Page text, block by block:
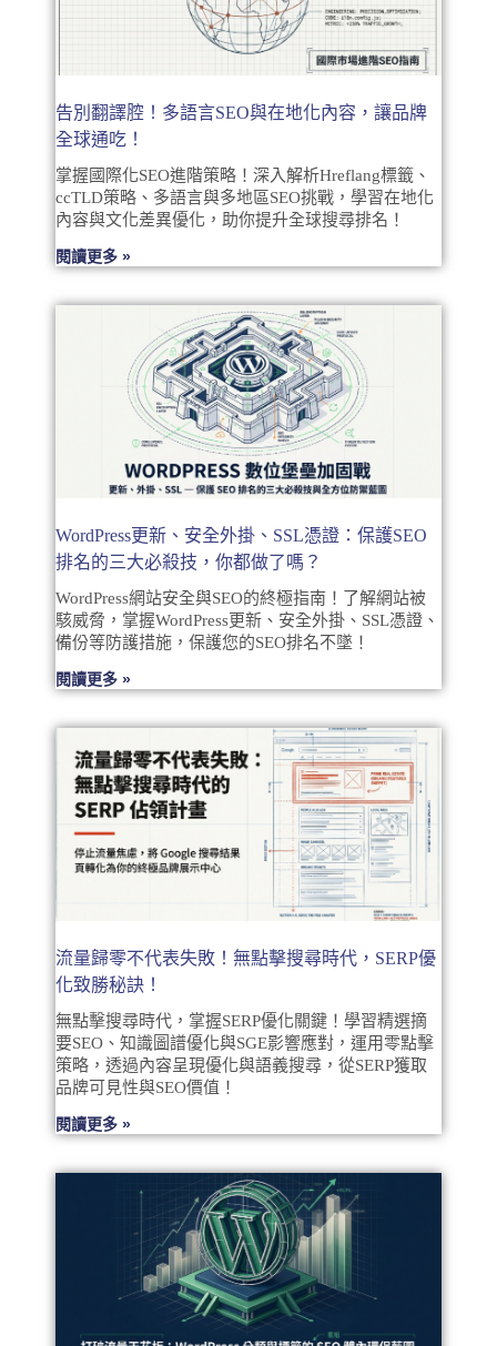
告別翻譯腔！多語言SEO與在地化內容，讓品牌
全球通吃！
掌握國際化SEO進階策略！深入解析Hreflang標籤、
ccTLD策略、多語言與多地區SEO挑戰，學習在地化
內容與文化差異優化，助你提升全球搜尋排名！
閱讀更多 »
WordPress更新、安全外掛、SSL憑證：保護SEO
排名的三大必殺技，你都做了嗎？
WordPress網站安全與SEO的終極指南！了解網站被
駭威脅，掌握WordPress更新、安全外掛、SSL憑證、
備份等防護措施，保護您的SEO排名不墜！
閱讀更多 »
流量歸零不代表失敗！無點擊搜尋時代，SERP優
化致勝秘訣！
無點擊搜尋時代，掌握SERP優化關鍵！學習精選摘
要SEO、知識圖譜優化與SGE影響應對，運用零點擊
策略，透過內容呈現優化與語義搜尋，從SERP獲取
品牌可見性與SEO價值！
閱讀更多 »